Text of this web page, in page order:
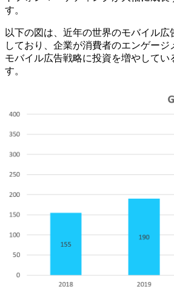
す。
以下の図は、近年の世界のモバイル
しており、企業が消費者のエンゲージ
モバイル広告戦略に投資を増やしてい
す。